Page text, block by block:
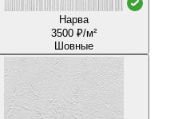
Нарва
3500 ₽/м²
Шовные